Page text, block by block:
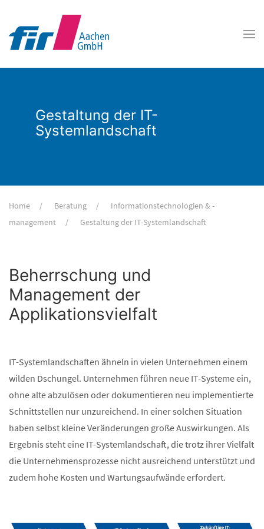
Gestaltung der IT-
Systemlandschaft
Home Beratung
Informationstechnologien & -
management
Gestaltung der IT-Systemlandschaft
Beherrschung und
Management der
Applikationsvielfalt
IT-Systemlandschaften ähneln in vielen Unternehmen einem
wilden Dschungel. Unternehmen führen neue IT-Systeme ein,
ohne alte abzulösen oder dokumentieren neu implementierte
Schnittstellen nur unzureichend. In einer solchen Situation
haben selbst kleine Veränderungen große Auswirkungen. Als
Ergebnis steht eine IT-Systemlandschaft, die trotz ihrer Vielfalt
die Unternehmensprozesse nicht ausreichend unterstützt und
zudem hohe Kosten und Wartungsaufwände erfordert.